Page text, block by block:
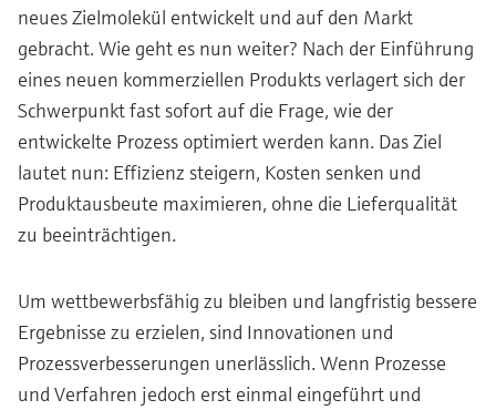
neues Zielmolekül entwickelt und auf den Markt
gebracht. Wie geht es nun weiter? Nach der Einführung
eines neuen kommerziellen Produkts verlagert sich der
Schwerpunkt fast sofort auf die Frage, wie der
entwickelte Prozess optimiert werden kann. Das Ziel
lautet nun: Effizienz steigern, Kosten senken und
Produktausbeute maximieren, ohne die Lieferqualität
zu beeinträchtigen.
Um wettbewerbsfähig zu bleiben und langfristig bessere
Ergebnisse zu erzielen, sind Innovationen und
Prozessverbesserungen unerlässlich. Wenn Prozesse
und Verfahren jedoch erst einmal eingeführt und